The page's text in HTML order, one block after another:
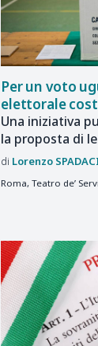
Per un voto
elettorale
Una iniziativa
la proposta di
Lorenzo
Roma, Teatro de’